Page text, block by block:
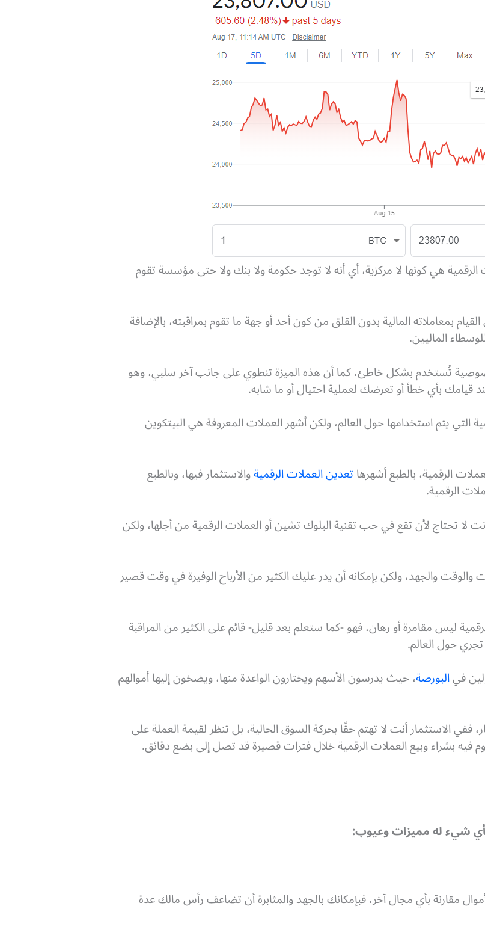
هي كونها لا مركزية، أي أنه لا توجد حكومة ولا بنك ولا حتى مؤسسة تقوم
بمعاملاته المالية بدون القلق من كون أحد أو جهة ما تقوم بمراقبته، بالإضافة
الماليين.
تُستخدم بشكل خاطئ، كما أن هذه الميزة تنطوي على جانب آخر سلبي، وهو
بأي خطأ أو تعرضك لعملية احتيال أو ما شابه.
التي يتم استخدامها حول العالم، ولكن أشهر العملات المعروفة هي البيتكوين
الرقمية، بالطبع أشهرهاتعدين العملات الرقميةوالاستثمار فيها، وبالطبع
الرقمية.
لا تحتاج لأن تقع في حب تقنية البلوك تشين أو العملات الرقمية من أجلها، ولكن
والوقت والجهد، ولكن بإمكانه أن يدر عليك الكثير من الأرباح الوفيرة في وقت قصير
ليس مقامرة أو رهان، فهو -كما ستعلم بعد قليل- قائم على الكثير من المراقبة
حول العالم.
فيالبورصة، حيث يدرسون الأسهم ويختارون الواعدة منها، ويضخون إليها أموالهم
ففي الاستثمار أنت لا تهتم حقًا بحركة السوق الحالية، بل تنظر لقيمة العملة على
فيه بشراء وبيع العملات الرقمية خلال فترات قصيرة قد تصل إلى بضع دقائق.
كأي شيء له مميزات وعيوب:
مقارنة بأي مجال آخر، فبإمكانك بالجهد والمثابرة أن تضاعف رأس مالك عدة